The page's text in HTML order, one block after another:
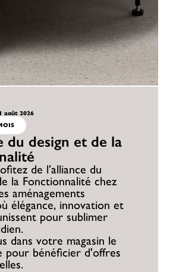
août 2026
du design et de la
de l’alliance du
la Fonctionnalité chez
aménagements
élégance, innovation et
pour sublimer
dans votre magasin le
pour bénéficier d'offres